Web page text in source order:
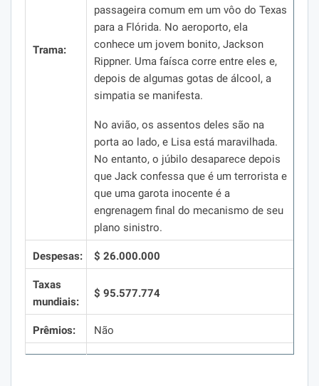
Trama:
passageira comum em um vôo do Texas
para a Flórida. No aeroporto, ela
conhece um jovem bonito, Jackson
Rippner. Uma faísca corre entre eles e,
depois de algumas gotas de álcool, a
simpatia se manifesta.
No avião, os assentos deles são na
porta ao lado, e Lisa está maravilhada.
No entanto, o júbilo desaparece depois
que Jack confessa que é um terrorista e
que uma garota inocente é a
engrenagem final do mecanismo de seu
plano sinistro.
Despesas: $ 26.000.000
Taxas
mundiais:
$ 95.577.774
Prêmios: Não